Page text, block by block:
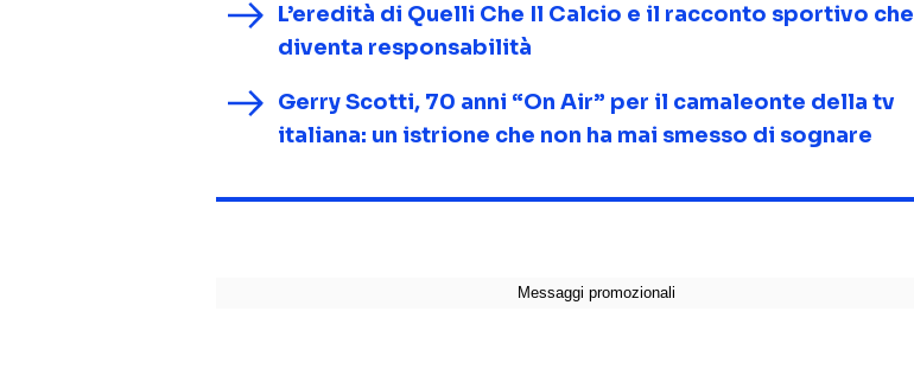
L’eredità di Quelli Che Il Calcio e il racconto sportivo che
diventa responsabilità
Gerry Scotti, 70 anni “On Air” per il camaleonte della tv
italiana: un istrione che non ha mai smesso di sognare